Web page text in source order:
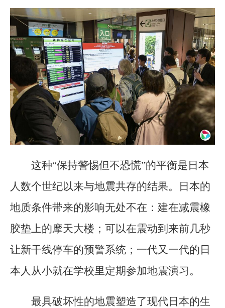
这种“保持警惕但不恐慌”的平衡是日本
人数个世纪以来与地震共存的结果。日本的
地质条件带来的影响无处不在：建在减震橡
胶垫上的摩天大楼；可以在震动到来前几秒
让新干线停车的预警系统；一代又一代的日
本人从小就在学校里定期参加地震演习。
最具破坏性的地震塑造了现代日本的生